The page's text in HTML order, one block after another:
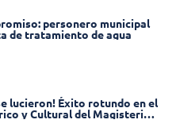
personero municipal
de tratamiento de agua
lucieron! Éxito rotundo en el
y Cultural del Magisterio